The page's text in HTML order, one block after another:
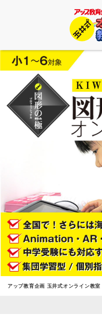
アップ教育企画 玉井式オンライン教室